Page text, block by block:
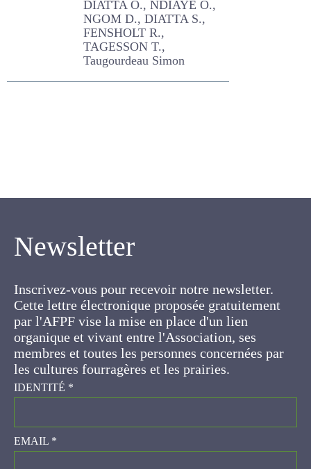
DIATTA O., NDIAYE O.,
NGOM D., DIATTA S.,
FENSHOLT R., TAGESSON
T., Taugourdeau Simon
Newsletter
Cette lettre électronique proposée
gratuitement par l'AFPF vise la mise en place
d'un lien organique et vivant entre l'Association,
ses membres et toutes les personnes
concernées par les cultures fourragères et les
prairies.
IDENTITÉ*
EMAIL*